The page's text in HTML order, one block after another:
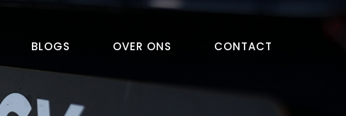
BLOGS OVER ONS CONTACT